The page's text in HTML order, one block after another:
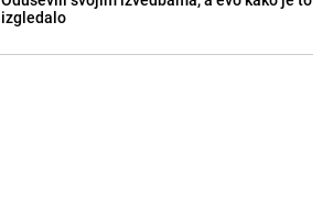
izgledalo